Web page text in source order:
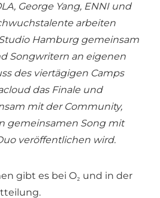
George Yang, ENNI und
arbeiten
Hamburg gemeinsam
Songwritern an eigenen
des viertägigen Camps
das Finale und
mit der Community,
gemeinsamen Song mit
veröffentlichen wird.
gibt es bei O₂ und in der